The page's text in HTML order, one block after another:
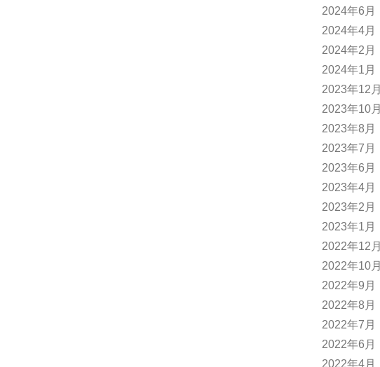
2024年6月
2024年4月
2024年2月
2024年1月
2023年12月
2023年10月
2023年8月
2023年7月
2023年6月
2023年4月
2023年2月
2023年1月
2022年12月
2022年10月
2022年9月
2022年8月
2022年7月
2022年6月
2022年4月